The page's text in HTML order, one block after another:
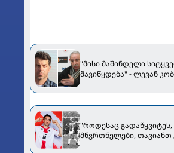
"მისი მაშინდელი
მავიწყდება" - ლევან
"როდესაც
მწვრთნელები, თავიანთ